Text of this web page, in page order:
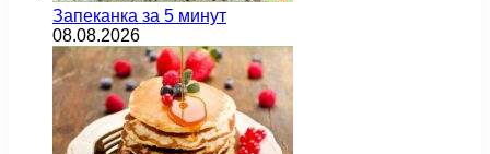
Запеканка за 5 минут
08.08.2026